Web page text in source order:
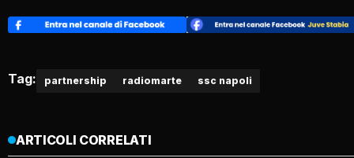
Tag: partnership radiomarte ssc napoli
ARTICOLI CORRELATI